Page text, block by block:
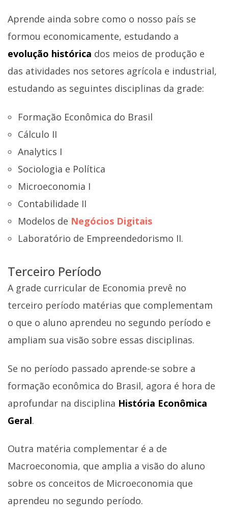
Aprende ainda sobre como o nosso país se
formou economicamente, estudando a
evolução histórica dos meios de produção e
das atividades nos setores agrícola e industrial,
estudando as seguintes disciplinas da grade:
Formação Econômica do Brasil
Cálculo II
Analytics I
Sociologia e Política
Microeconomia I
Contabilidade II
Modelos de Negócios Digitais
Laboratório de Empreendedorismo II.
Terceiro Período
A grade curricular de Economia prevê no
terceiro período matérias que complementam
o que o aluno aprendeu no segundo período e
ampliam sua visão sobre essas disciplinas.
Se no período passado aprende-se sobre a
formação econômica do Brasil, agora é hora de
aprofundar na disciplina História Econômica
Geral.
Outra matéria complementar é a de
Macroeconomia, que amplia a visão do aluno
sobre os conceitos de Microeconomia que
aprendeu no segundo período.